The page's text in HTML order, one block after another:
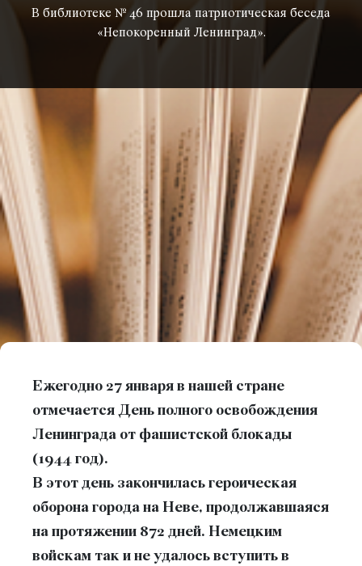
В библиотеке № 46 прошла патриотическая беседа
«Непокоренный Ленинград».
Ежегодно 27 января в нашей стране
отмечается День полного освобождения
Ленинграда от фашистской блокады
(1944 год).
В этот день закончилась героическая
оборона города на Неве, продолжавшаяся
на протяжении 872 дней. Немецким
войскам так и не удалось вступить в